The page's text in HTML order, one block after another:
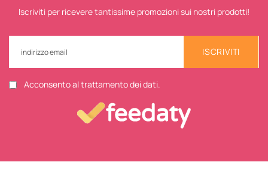
Iscriviti per ricevere tantissime promozioni sui nostri prodotti!
ISCRIVITI
Acconsento al trattamento dei dati.